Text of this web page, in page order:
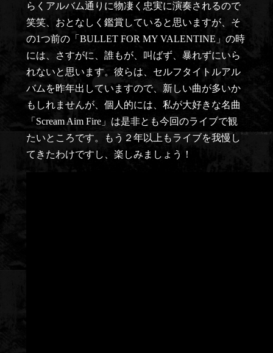
らくアルバム通りに物凄く忠実に演奏されるので
笑笑、おとなしく鑑賞していると思いますが、そ
の1つ前の「BULLET FOR MY VALENTINE」の時
には、さすがに、誰もが、叫ばず、暴れずにいら
れないと思います。彼らは、セルフタイトルアル
バムを昨年出していますので、新しい曲が多いか
もしれませんが、個人的には、私が大好きな名曲
「Scream Aim Fire」は是非とも今回のライブで観
たいところです。もう２年以上もライブを我慢し
てきたわけですし、楽しみましょう！